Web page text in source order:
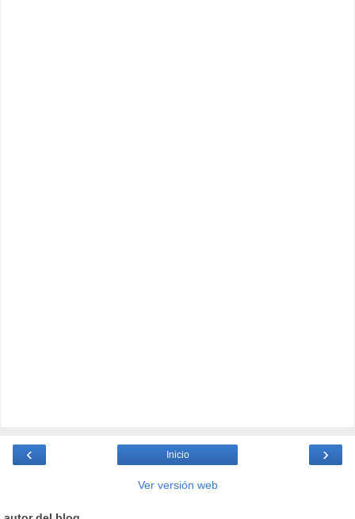
‹ ›
Inicio
Ver versión web